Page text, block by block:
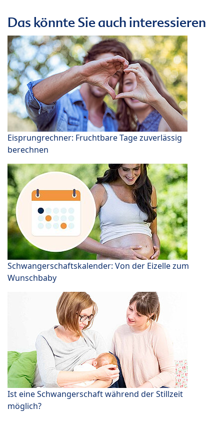
Das könnte Sie auch interessieren
Eisprungrechner: Fruchtbare Tage zuverlässig
berechnen
Schwangerschaftskalender: Von der Eizelle zum
Wunschbaby
Ist eine Schwangerschaft während der Stillzeit
möglich?